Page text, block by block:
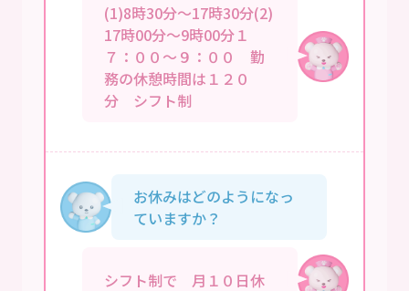
(1)8時30分～17時30分(2)
17時00分～9時00分１
７：００～９：００ 勤
務の休憩時間は１２０
分 シフト制
お休みはどのようになっ
ていますか？
シフト制で 月１０日休